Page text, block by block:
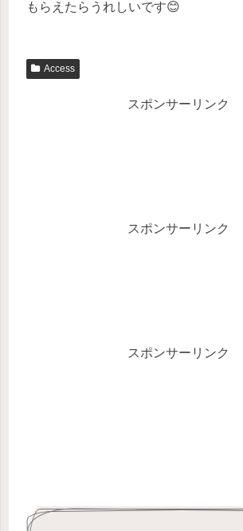
もらえたらうれしいです😊
Access
スポンサーリンク
スポンサーリンク
スポンサーリンク